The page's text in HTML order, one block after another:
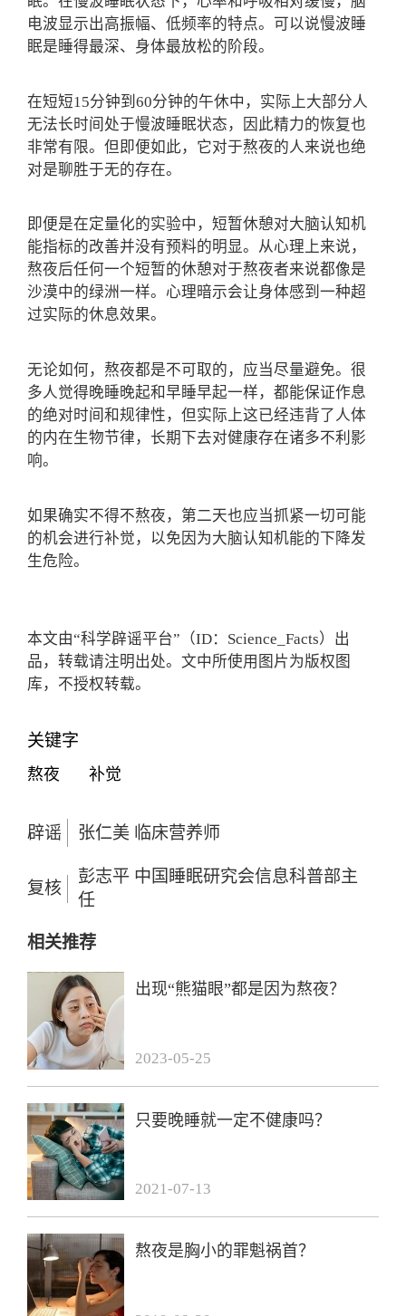
电波显示出高振幅、低频率的特点。可以说慢波睡
眠是睡得最深、身体最放松的阶段。
在短短15分钟到60分钟的午休中，实际上大部分人
无法长时间处于慢波睡眠状态，因此精力的恢复也
非常有限。但即便如此，它对于熬夜的人来说也绝
对是聊胜于无的存在。
即便是在定量化的实验中，短暂休憩对大脑认知机
能指标的改善并没有预料的明显。从心理上来说，
熬夜后任何一个短暂的休憩对于熬夜者来说都像是
沙漠中的绿洲一样。心理暗示会让身体感到一种超
过实际的休息效果。
无论如何，熬夜都是不可取的，应当尽量避免。很
多人觉得晚睡晚起和早睡早起一样，都能保证作息
的绝对时间和规律性，但实际上这已经违背了人体
的内在生物节律，长期下去对健康存在诸多不利影
响。
如果确实不得不熬夜，第二天也应当抓紧一切可能
的机会进行补觉，以免因为大脑认知机能的下降发
生危险。
本文由“科学辟谣平台”（ID：Science_Facts）出
品，转载请注明出处。文中所使用图片为版权图
库，不授权转载。
关键字
熬夜 补觉
辟谣 张仁美 临床营养师
复核
彭志平 中国睡眠研究会信息科普部主
任
相关推荐
出现“熊猫眼”都是因为熬夜？
2023-05-25
只要晚睡就一定不健康吗？
2021-07-13
熬夜是胸小的罪魁祸首？